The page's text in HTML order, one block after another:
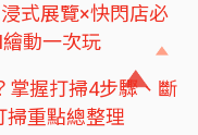
式展覽×快閃店必
動一次玩
掌握打掃4步驟、斷
掃重點總整理